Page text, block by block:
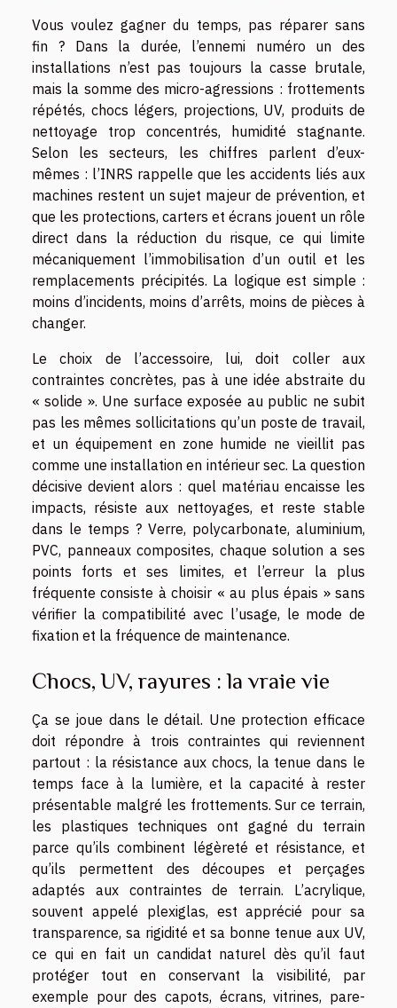
Vous voulez gagner du temps, pas réparer sans
fin ? Dans la durée, l’ennemi numéro un des
installations n’est pas toujours la casse brutale,
mais la somme des micro-agressions : frottements
répétés, chocs légers, projections, UV, produits de
nettoyage trop concentrés, humidité stagnante.
Selon les secteurs, les chiffres parlent d’eux-
mêmes : l’INRS rappelle que les accidents liés aux
machines restent un sujet majeur de prévention, et
que les protections, carters et écrans jouent un rôle
direct dans la réduction du risque, ce qui limite
mécaniquement l’immobilisation d’un outil et les
remplacements précipités. La logique est simple :
moins d’incidents, moins d’arrêts, moins de pièces à
changer.
Le choix de l’accessoire, lui, doit coller aux
contraintes concrètes, pas à une idée abstraite du
« solide ». Une surface exposée au public ne subit
pas les mêmes sollicitations qu’un poste de travail,
et un équipement en zone humide ne vieillit pas
comme une installation en intérieur sec. La question
décisive devient alors : quel matériau encaisse les
impacts, résiste aux nettoyages, et reste stable
dans le temps ? Verre, polycarbonate, aluminium,
PVC, panneaux composites, chaque solution a ses
points forts et ses limites, et l’erreur la plus
fréquente consiste à choisir « au plus épais » sans
vérifier la compatibilité avec l’usage, le mode de
fixation et la fréquence de maintenance.
Chocs, UV, rayures : la vraie vie
Ça se joue dans le détail. Une protection efficace
doit répondre à trois contraintes qui reviennent
partout : la résistance aux chocs, la tenue dans le
temps face à la lumière, et la capacité à rester
présentable malgré les frottements. Sur ce terrain,
les plastiques techniques ont gagné du terrain
parce qu’ils combinent légèreté et résistance, et
qu’ils permettent des découpes et perçages
adaptés aux contraintes de terrain. L’acrylique,
souvent appelé plexiglas, est apprécié pour sa
transparence, sa rigidité et sa bonne tenue aux UV,
ce qui en fait un candidat naturel dès qu’il faut
protéger tout en conservant la visibilité, par
exemple pour des capots, écrans, vitrines, pare-